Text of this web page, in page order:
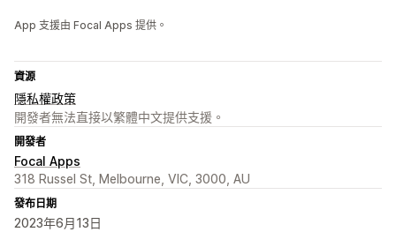
App 支援由 Focal Apps 提供。
資源
隱私權政策
開發者無法直接以繁體中文提供支援。
開發者
Focal Apps
318 Russel St, Melbourne, VIC, 3000, AU
發布日期
2023年6月13日